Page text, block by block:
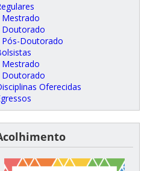
Mestrado
Doutorado
Pós-Doutorado
Mestrado
Doutorado
Oferecidas